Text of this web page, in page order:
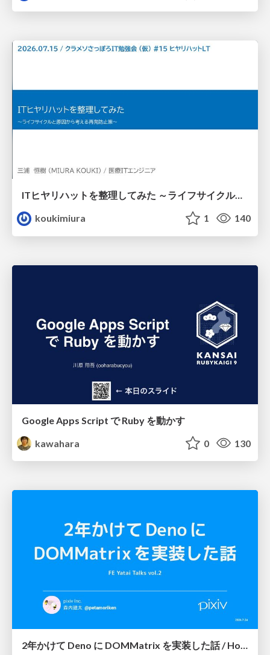
ITヒヤリハットを整理してみた ～ライフサイクルと原因から考える再発防止策～
koukimiura
1 140
Google Apps Script で Ruby を動かす
kawahara
0 130
2年かけて Deno に DOMMatrix を実装した話 / How I implemented DOMMatrix in Deno over two years